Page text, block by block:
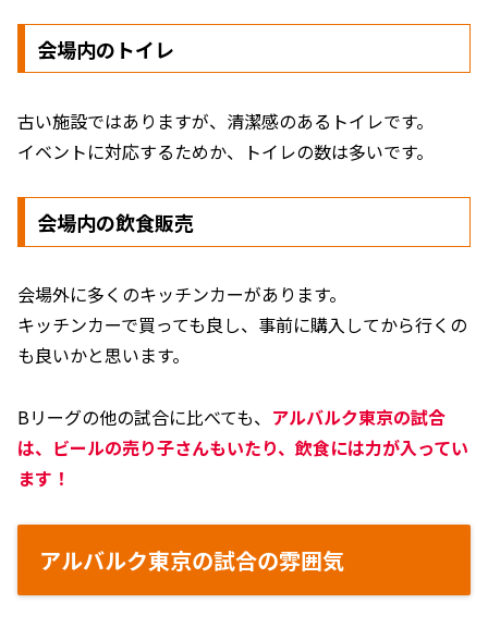
会場内のトイレ
古い施設ではありますが、清潔感のあるトイレです。
イベントに対応するためか、トイレの数は多いです。
会場内の飲食販売
会場外に多くのキッチンカーがあります。
キッチンカーで買っても良し、事前に購入してから行くの
も良いかと思います。
Bリーグの他の試合に比べても、 アルバルク東京の試合
は、ビールの売り子さんもいたり、飲食には力が入ってい
ます！
アルバルク東京の試合の雰囲気